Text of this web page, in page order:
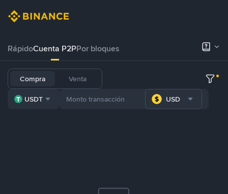
RápidoCuenta P2PPor bloques
Compra Venta
USDT USD